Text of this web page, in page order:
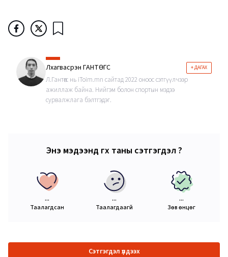
Лхагвасүрэн ГАНТӨГС + ДАГАХ
Л.Гантөгс нь iToim.mn сайтад 2022 оноос сэтгүүлчээр
ажиллаж байна. Нийгэм болон спортын мэдээ
сурвалжлага бэлтгэдэг.
Энэ мэдээнд өгөх таны сэтгэгдэл ?
...
Таалагдсан
...
Таалагдаагүй
...
Зөв өнцөг
Сэтгэгдэл үлдээх